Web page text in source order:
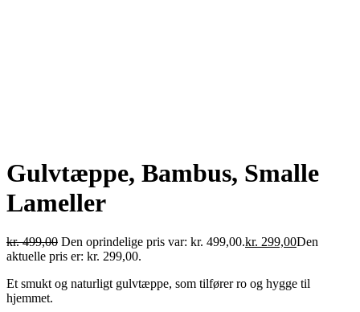
Gulvtæppe, Bambus, Smalle
Lameller
kr.499,00 Den oprindelige pris var: kr. 499,00.kr. 299,00Den
aktuelle pris er: kr. 299,00.
Et smukt og naturligt gulvtæppe, som tilfører ro og hygge til
hjemmet.